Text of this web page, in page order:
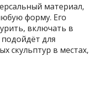
материал,
форму. Его
включать в
для
скульптур в местах,